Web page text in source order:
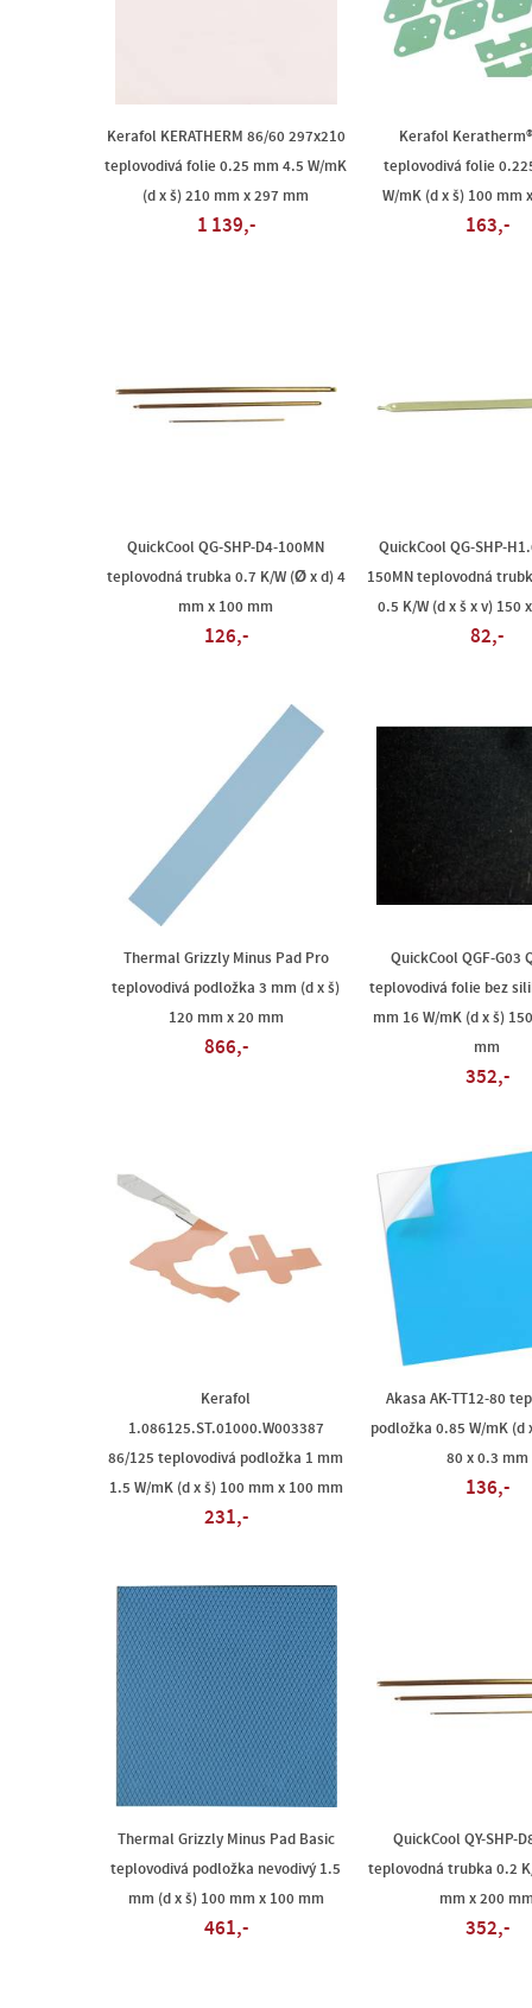
Kerafol KERATHERM 86/60 297x210
teplovodivá folie 0.25 mm 4.5 W/mK
(d x š) 210 mm x 297 mm
1 139,-
Kerafol
teplovodivá folie
W/mK (d x š) 100 mm
163,-
QuickCool QG-SHP-D4-100MN
teplovodná trubka 0.7 K/W (Ø x d) 4
mm x 100 mm
126,-
QuickCool QG-SHP-
150MN teplovodná
0.5 K/W (d x š x v) 150
82,-
Thermal Grizzly Minus Pad Pro
teplovodivá podložka 3 mm (d x š)
120 mm x 20 mm
866,-
QuickCool QGF-G03
teplovodivá folie bez
mm 16 W/mK (d x š)
mm
352,-
Kerafol
1.086125.ST.01000.W003387
86/125 teplovodivá podložka 1 mm
1.5 W/mK (d x š) 100 mm x 100 mm
231,-
Akasa AK-TT12-80
podložka 0.85 W/mK (d
80 x 0.3 mm
136,-
Thermal Grizzly Minus Pad Basic
teplovodivá podložka nevodivý 1.5
mm (d x š) 100 mm x 100 mm
461,-
QuickCool QY-SHP-
teplovodná trubka 0.2
mm x 200
352,-